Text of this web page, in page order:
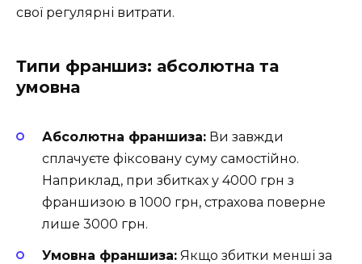
свої регулярні витрати.
Типи франшиз: абсолютна та
умовна
Абсолютна франшиза: Ви завжди
сплачуєте фіксовану суму самостійно.
Наприклад, при збитках у 4000 грн з
франшизою в 1000 грн, страхова поверне
лише 3000 грн.
Умовна франшиза: Якщо збитки менші за